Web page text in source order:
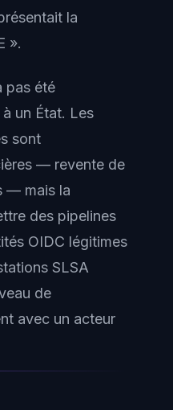
la
».
pas été
un État. Les
sont
— revente de
— mais la
des pipelines
OIDC légitimes
SLSA
de
avec un acteur